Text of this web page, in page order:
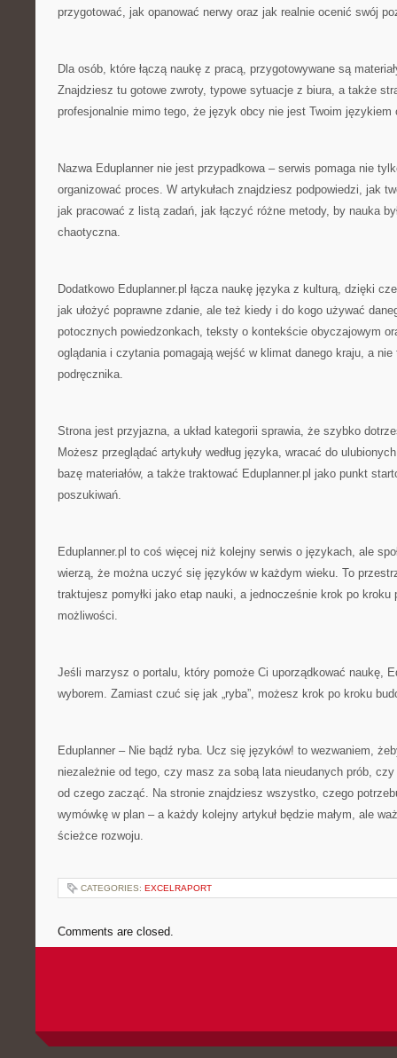
przygotować, jak opanować nerwy oraz jak realnie ocenić swój
Dla osób, które łączą naukę z pracą, przygotowywane są
Znajdziesz tu gotowe zwroty, typowe sytuacje z biura, a także
profesjonalnie mimo tego, że język obcy nie jest Twoim językiem
Nazwa Eduplanner nie jest przypadkowa – serwis pomaga nie
organizować proces. W artykułach znajdziesz podpowiedzi, jak
jak pracować z listą zadań, jak łączyć różne metody, by nauka
chaotyczna.
Dodatkowo Eduplanner.pl łącza naukę języka z kulturą, dzięki
jak ułożyć poprawne zdanie, ale też kiedy i do kogo używać
potocznych powiedzonkach, teksty o kontekście obyczajowym
oglądania i czytania pomagają wejść w klimat danego kraju, a
podręcznika.
Strona jest przyjazna, a układ kategorii sprawia, że szybko
Możesz przeglądać artykuły według języka, wracać do
bazę materiałów, a także traktować Eduplanner.pl jako punkt
poszukiwań.
Eduplanner.pl to coś więcej niż kolejny serwis o językach, ale
wierzą, że można uczyć się języków w każdym wieku. To
traktujesz pomyłki jako etap nauki, a jednocześnie krok po kroku
możliwości.
Jeśli marzysz o portalu, który pomoże Ci uporządkować naukę,
wyborem. Zamiast czuć się jak „ryba”, możesz krok po kroku
Eduplanner – Nie bądź ryba. Ucz się języków! to wezwaniem,
niezależnie od tego, czy masz za sobą lata nieudanych prób,
od czego zacząć. Na stronie znajdziesz wszystko, czego
wymówkę w plan – a każdy kolejny artykuł będzie małym, ale
ścieżce rozwoju.
CATEGORIES: EXCELRAPORT
Comments are closed.